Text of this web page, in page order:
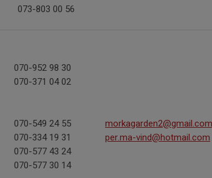
073-803 00 56
070-952 98 30
070-371 04 02
070-549 24 55
morkagarden2@gmail.com
070-334 19 31
per.ma-vind@hotmail.com
070-577 43 24
070-577 30 14